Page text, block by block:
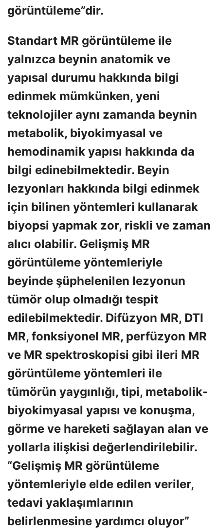
görüntüleme”dir.
Standart MR görüntüleme ile
yalnızca beynin anatomik ve
yapısal durumu hakkında bilgi
edinmek mümkünken, yeni
teknolojiler aynı zamanda beynin
metabolik, biyokimyasal ve
hemodinamik yapısı hakkında da
bilgi edinebilmektedir. Beyin
lezyonları hakkında bilgi edinmek
için bilinen yöntemleri kullanarak
biyopsi yapmak zor, riskli ve zaman
alıcı olabilir. Gelişmiş MR
görüntüleme yöntemleriyle
beyinde şüphelenilen lezyonun
tümör olup olmadığı tespit
edilebilmektedir. Difüzyon MR, DTI
MR, fonksiyonel MR, perfüzyon MR
ve MR spektroskopisi gibi ileri MR
görüntüleme yöntemleri ile
tümörün yaygınlığı, tipi, metabolik-
biyokimyasal yapısı ve konuşma,
görme ve hareketi sağlayan alan ve
yollarla ilişkisi değerlendirilebilir.
“Gelişmiş MR görüntüleme
yöntemleriyle elde edilen veriler,
tedavi yaklaşımlarının
belirlenmesine yardımcı oluyor”